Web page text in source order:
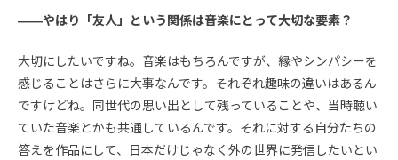
――やはり「友人」という関係は音楽にとって大切な要素？
大切にしたいですね。音楽はもちろんですが、縁やシンパシーを
感じることはさらに大事なんです。それぞれ趣味の違いはあるん
ですけどね。同世代の思い出として残っていることや、当時聴い
ていた音楽とかも共通しているんです。それに対する自分たちの
答えを作品にして、日本だけじゃなく外の世界に発信したいとい